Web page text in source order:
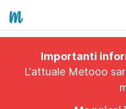
Importanti
L'attuale Metooo